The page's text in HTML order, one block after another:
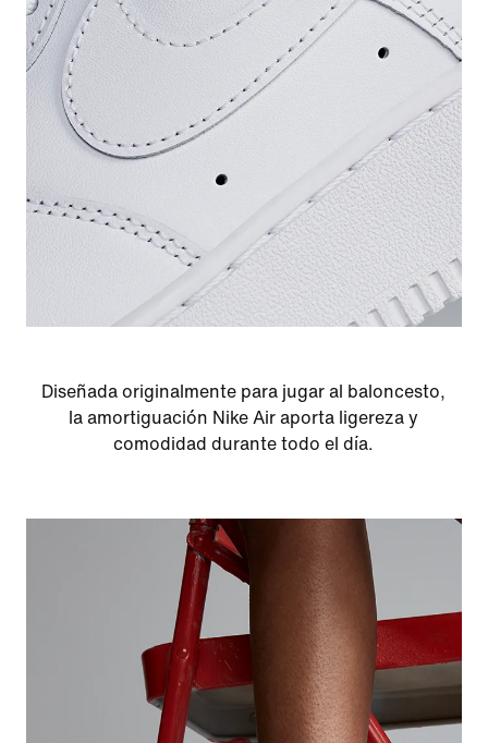
Diseñada originalmente para jugar al baloncesto,
la amortiguación Nike Air aporta ligereza y
comodidad durante todo el día.